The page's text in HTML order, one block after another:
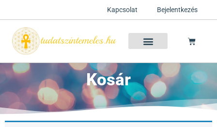
Kapcsolat Bejelentkezés
Kosár